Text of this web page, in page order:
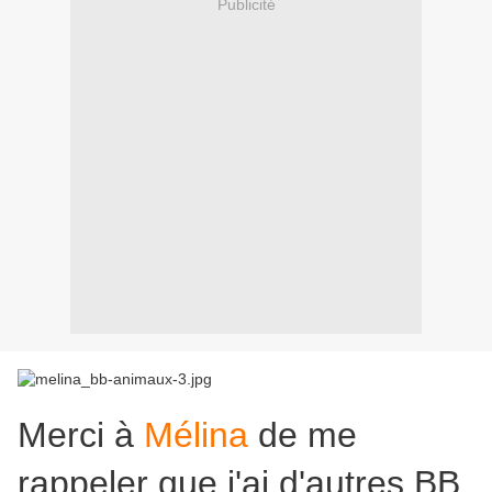
Publicité
Merci à Mélina de me
rappeler que j'ai d'autres BB